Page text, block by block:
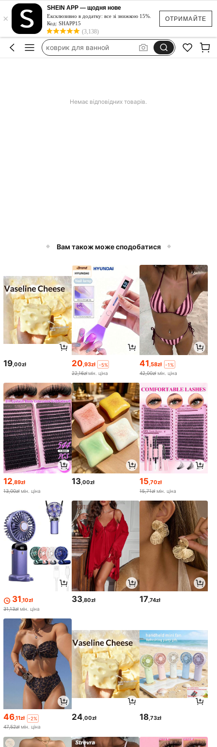
ОТРИМАЙТЕ
×
SHEIN APP — щодня нове
Ексклюзивно в додатку: все зі знижкою 15%.
Код: SHAPP15
(3,138)
косметичка
халат женский
коврик для ванной
Немає відповідних товарів.
Вам також може сподобатися
19 ,00zł 20 ,93zł
-5%
22,16złмін. ціна
41 ,58zł
-1%
42,00zł мін. ціна
12,89zł
13,00zł мін. ціна
13,00zł 15,70zł
15,71zł мін. ціна
31,10zł
31,13zł мін. ціна
33,80zł 17,74zł
46,11zł
-2%
47,52zł мін. ціна
24,00zł 18,73zł